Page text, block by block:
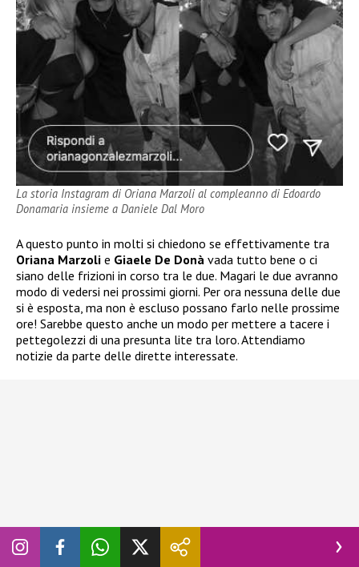
La storia Instagram di Oriana Marzoli al compleanno di Edoardo
Donamaria insieme a Daniele Dal Moro
A questo punto in molti si chiedono se effettivamente tra
Oriana Marzoli e Giaele De Donà vada tutto bene o ci
siano delle frizioni in corso tra le due. Magari le due avranno
modo di vedersi nei prossimi giorni. Per ora nessuna delle due
si è esposta, ma non è escluso possano farlo nelle prossime
ore! Sarebbe questo anche un modo per mettere a tacere i
pettegolezzi di una presunta lite tra loro. Attendiamo
notizie da parte delle dirette interessate.